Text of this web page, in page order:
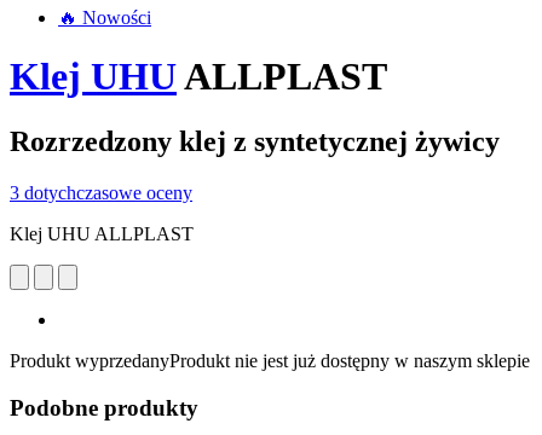
🔥 Nowości
Klej UHUALLPLAST
Rozrzedzony klej z syntetycznej żywicy
3 dotychczasowe oceny
Klej UHU ALLPLAST
Produkt wyprzedanyProdukt nie jest już dostępny w naszym sklepie
Podobne produkty